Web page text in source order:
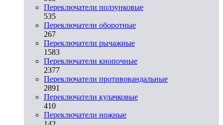
Переключатели ползунковые
535
Переключатели оборотные
267
Переключатели рычажные
1583
Переключатели кнопочные
2377
Переключатели противовандальные
2891
Переключатели кулачковые
410
Переключатели ножные